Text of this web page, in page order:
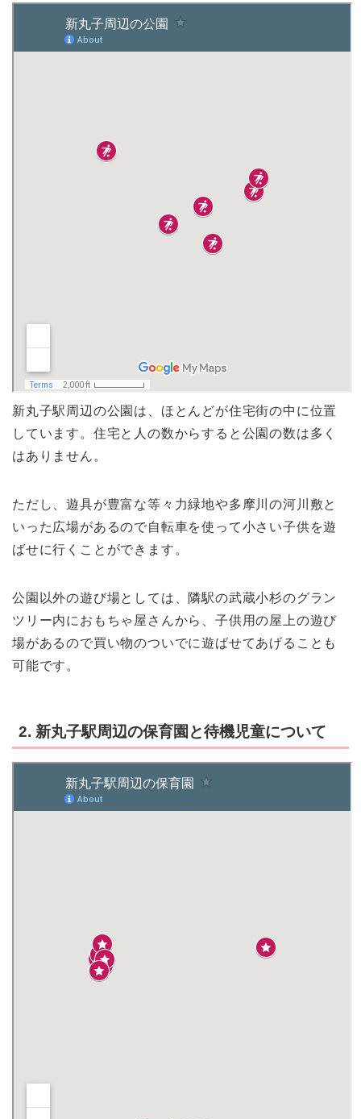
新丸子駅周辺の公園は、ほとんどが住宅街の中に位置
しています。住宅と人の数からすると公園の数は多く
はありません。
ただし、遊具が豊富な等々力緑地や多摩川の河川敷と
いった広場があるので自転車を使って小さい子供を遊
ばせに行くことができます。
公園以外の遊び場としては、隣駅の武蔵小杉のグラン
ツリー内におもちゃ屋さんから、子供用の屋上の遊び
場があるので買い物のついでに遊ばせてあげることも
可能です。
2. 新丸子駅周辺の保育園と待機児童について